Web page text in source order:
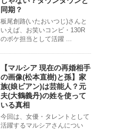
同期？
板尾創路(いたおいつじ)さんと
いえば、お笑いコンビ・130R
のボケ担当として活躍 ...
【マルシア 現在の再婚相手
の画像(松本直樹)と孫】家
族(娘ビアン)は芸能人？元
夫(大鶴義丹)の姓を使って
いる真相
今回は、女優・タレントとして
活躍するマルシアさんについ